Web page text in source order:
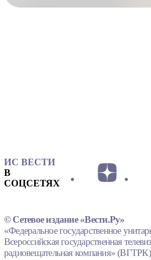
ИС ВЕСТИ
В
СОЦСЕТЯХ
© Сетевое издание «Вести.Ру»
«Федеральное государственное
Всероссийская государственная
радиовещательная компания»